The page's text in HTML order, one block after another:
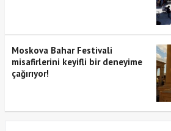
Moskova Bahar Festivali
misafirlerini keyifli bir deneyime
çağırıyor!